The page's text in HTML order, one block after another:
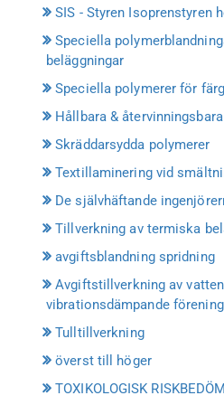
SIS - Styren Isoprenstyren
Speciella
beläggningar
Speciella polymerer för
Hållbara &
Skräddarsydda polymerer
Textillaminering vid
De självhäftande
Tillverkning av termiska
avgiftsblandning spridning
Avgiftstillverkning av
vibrationsdämpande förening
Tulltillverkning
överst till höger
TOXIKOLOGISK